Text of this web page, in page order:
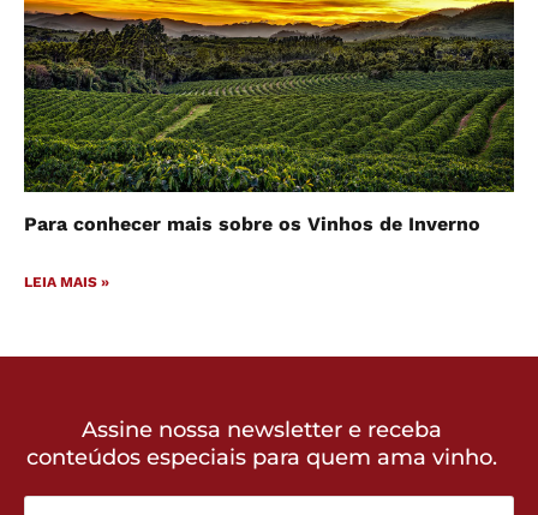
Para conhecer mais sobre os Vinhos de Inverno
LEIA MAIS »
Assine nossa newsletter e receba
conteúdos especiais para quem ama vinho.